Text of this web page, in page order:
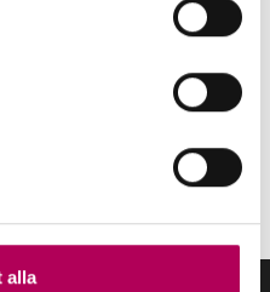
alla
19 January 2026